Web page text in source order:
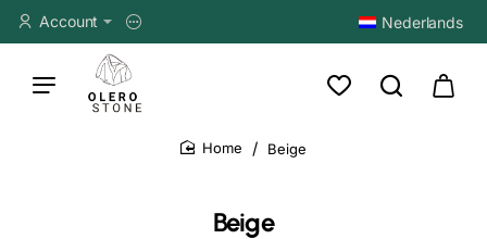
Account Nederlands
Beige
Beige